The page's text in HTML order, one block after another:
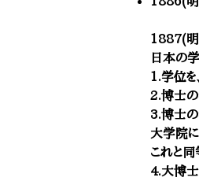
1887(
日本の
1.学位を
2.博士の
3.博士の
大学院
これと同
4.大博士